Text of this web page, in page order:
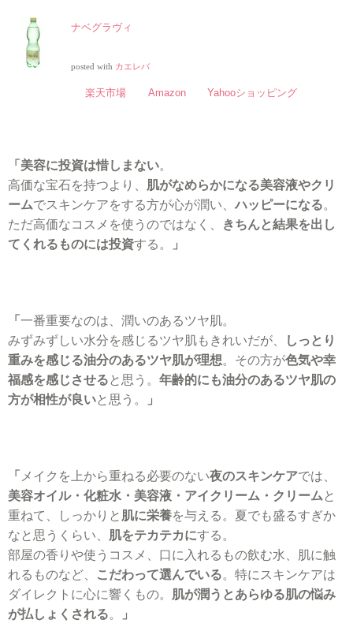
ナベグラヴィ
posted with カエレバ
楽天市場 Amazon Yahooショッピング
「美容に投資は惜しまない。
高価な宝石を持つより、 肌がなめらかになる美容液やクリ
ームでスキンケアをする方が心が潤い、ハッピーになる。
ただ高価なコスメを使うのではなく、
きちんと結果を出し
てくれるものには投資する。 」
「 一番重要なのは、潤いのあるツヤ肌。
みずみずしい水分を感じるツヤ肌もきれいだが、
しっとり
重みを感じる油分のあるツヤ肌が理想。その方が色気や幸
福感を感じさせる と思う。 年齢的にも油分のあるツヤ肌の
方が相性が良いと思う。 」
「 メイクを上から重ねる必要のない夜のスキンケアでは、
美容オイル・化粧水・美容液・アイクリーム・クリーム と
重ねて、しっかりと 肌に栄養を与える。夏でも盛るすぎか
なと思うくらい、 肌をテカテカにする。
部屋の香りや使うコスメ、口に入れるもの飲む水、肌に触
れるものなど、
こだわって選んでいる。特にスキンケアは
ダイレクトに心に響くもの。 肌が潤うとあらゆる肌の悩み
が払しょくされる。 」